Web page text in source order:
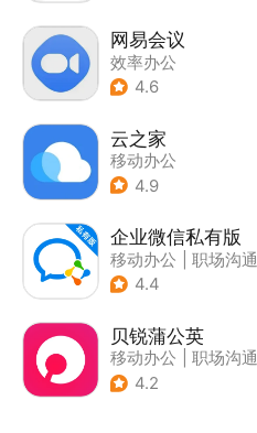
网易会议
效率办公
4.6
云之家
移动办公
4.9
企业微信私有版
移动办公
职场沟通
4.4
贝锐蒲公英
移动办公
职场沟通
4.2